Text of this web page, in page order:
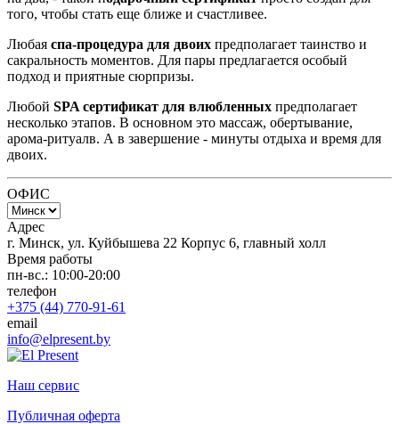
того, чтобы стать еще ближе и счастливее.
Любая спа-процедура для двоих предполагает таинство и
сакральность моментов. Для пары предлагается особый
подход и приятные сюрпризы.
Любой SPA сертификат для влюбленных предполагает
несколько этапов. В основном это массаж, обертывание,
арома-ритуалв. А в завершение - минуты отдыха и время для
двоих.
ОФИС
Адрес
г. Минск, ул. Куйбышева 22 Корпус 6, главный холл
Время работы
пн-вс.: 10:00-20:00
телефон
+375 (44) 770-91-61
email
info@elpresent.by
Наш сервис
Публичная оферта